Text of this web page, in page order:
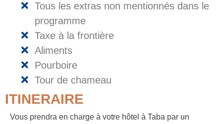
Tous les extras non mentionnés dans le
programme
Taxe à la frontière
Aliments
Pourboire
Tour de chameau
ITINERAIRE
Vous prendra en charge à votre hôtel à Taba par un